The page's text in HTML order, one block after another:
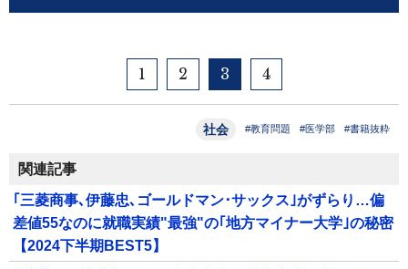
1 2 3 4
社会 #教育問題 #医学部 #書籍抜粋
関連記事
｢三菱商事､伊藤忠､ゴールドマン･サックス｣がずらり…偏
差値55なのに就職実績"最強"の｢地方マイナー大学｣の秘密
【2024下半期BEST5】